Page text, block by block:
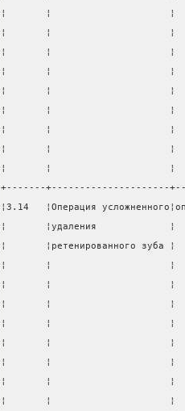
¦       ¦                     ¦
¦       ¦                     ¦
¦       ¦                     ¦
¦       ¦                     ¦
¦       ¦                     ¦
¦       ¦                     ¦
¦       ¦                     ¦
¦       ¦                     ¦
¦       ¦                     ¦
+-------+---------------------
¦3.14   ¦Операция
¦       ¦удаления             ¦
¦       ¦ретенированного зуба
¦       ¦                     ¦
¦       ¦                     ¦
¦       ¦                     ¦
¦       ¦                     ¦
¦       ¦                     ¦
¦       ¦                     ¦
¦       ¦                     ¦
¦       ¦                     ¦